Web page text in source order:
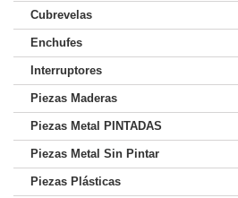
Cubrevelas
Enchufes
Interruptores
Piezas Maderas
Piezas Metal PINTADAS
Piezas Metal Sin Pintar
Piezas Plásticas